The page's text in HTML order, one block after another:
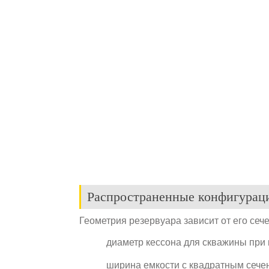
Распространенные
Геометрия резервуара зависит от его
диаметр кессона для скважины
ширина емкости с квадратным